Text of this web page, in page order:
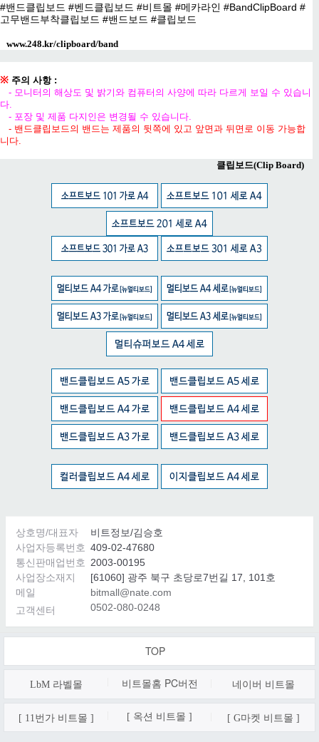
#밴드클립보드 #벤드클립보드 #비트몰 #메카라인 #BandClipBoard #
고무밴드부착클립보드 #밴드보드 #클립보드
www.248.kr/clipboard/band
※ 주의 사항 :
- 모니터의 해상도 및 밝기와 컴퓨터의 사양에 따라 다르게 보일 수 있습니
다.
- 포장 및 제품 다지인은 변경될 수 있습니다.
- 밴드클립보드의 밴드는 제품의 뒷쪽에 있고 앞면과 뒤면로 이동 가능합
니다.
클립보드(Clip Board)
상호명/대표자
비트정보/김승호
사업자등록번호 409-02-47680
통신판매업번호
2003-00195
사업장소재지
[61060] 광주 북구 초당로7번길 17, 101호
메일
bitmall@nate.com
고객센터
0502-080-0248
TOP
LbM 라벨몰 비트몰홈 PC버전 네이버 비트몰
[ 11번가 비트몰 ] [ 옥션 비트몰 ] [ G마켓 비트몰 ]